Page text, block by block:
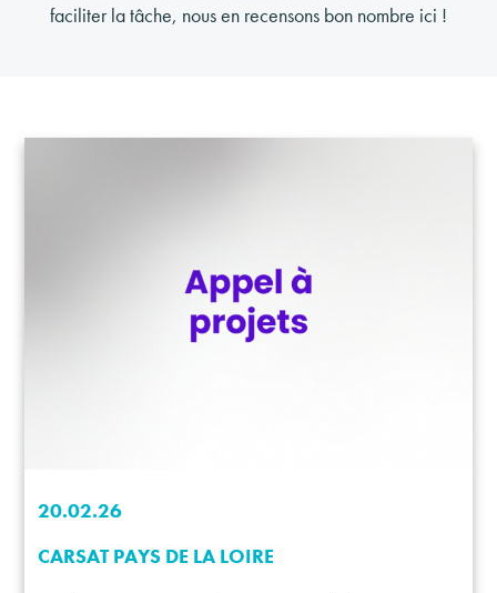
faciliter la tâche, nous en recensons bon nombre ici !
20.02.26
CARSAT PAYS DE LA LOIRE